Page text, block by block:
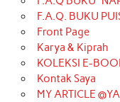
F.A.Q. BUKU
Front Page
Karya & Kiprah
KOLEKSI E-
Kontak Saya
MY ARTICLE